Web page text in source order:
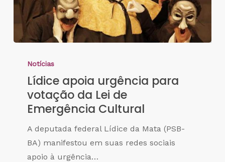
Notícias
Lídice apoia urgência para
votação da Lei de
Emergência Cultural
A deputada federal Lídice da Mata (PSB-
BA) manifestou em suas redes sociais
apoio à urgência…